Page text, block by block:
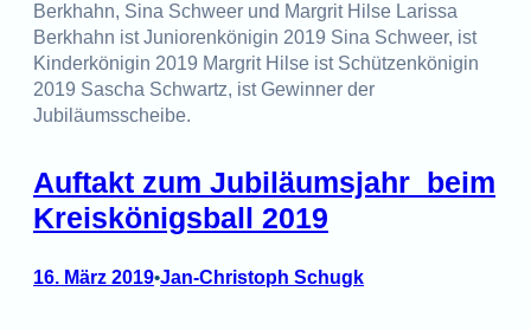
Berkhahn, Sina Schweer und Margrit Hilse Larissa
Berkhahn ist Juniorenkönigin 2019 Sina Schweer, ist
Kinderkönigin 2019 Margrit Hilse ist Schützenkönigin
2019 Sascha Schwartz, ist Gewinner der
Jubiläumsscheibe.
Auftakt zum Jubiläumsjahr beim
Kreiskönigsball 2019
16. März 2019•Jan-Christoph Schugk